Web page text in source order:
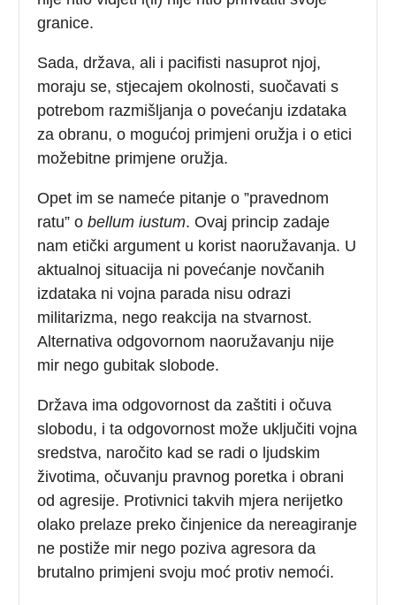
granice.
Sada, država, ali i pacifisti nasuprot njoj,
moraju se, stjecajem okolnosti, suočavati s
potrebom razmišljanja o povećanju izdataka
za obranu, o mogućoj primjeni oružja i o etici
možebitne primjene oružja.
Opet im se nameće pitanje o ”pravednom
ratu” obellum iustum. Ovaj princip zadaje
nam etički argument u korist naoružavanja. U
aktualnoj situacija ni povećanje novčanih
izdataka ni vojna parada nisu odrazi
militarizma, nego reakcija na stvarnost.
Alternativa odgovornom naoružavanju nije
mir nego gubitak slobode.
Država ima odgovornost da zaštiti i očuva
slobodu, i ta odgovornost može uključiti vojna
sredstva, naročito kad se radi o ljudskim
životima, očuvanju pravnog poretka i obrani
od agresije. Protivnici takvih mjera nerijetko
olako prelaze preko činjenice da nereagiranje
ne postiže mir nego poziva agresora da
brutalno primjeni svoju moć protiv nemoći.